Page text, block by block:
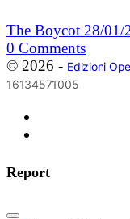
The Boycot 28/01/
0 Comments
© 2026 - Edizioni
16134571005
Report